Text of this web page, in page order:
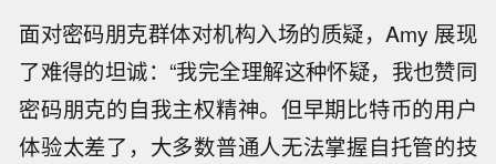
面对密码朋克群体对机构入场的质疑，Amy 展现
了难得的坦诚：“我完全理解这种怀疑，我也赞同
密码朋克的自我主权精神。但早期比特币的用户
体验太差了，大多数普通人无法掌握自托管的技